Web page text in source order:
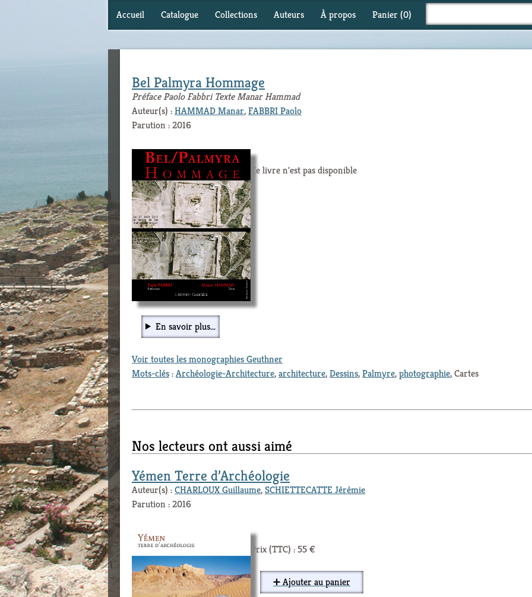
Accueil Catalogue Collections Auteurs À propos Panier (0)
Bel Palmyra Hommage
Préface Paolo Fabbri Texte Manar Hammad
Auteur(s) :HAMMAD Manar,FABBRI Paolo
Parution : 2016
Ce livre n'est pas disponible
En savoir plus...
Voir toutes les monographies Geuthner
Mots-clés:Archéologie-Architecture,architecture,Dessins,Palmyre,photographie, Cartes
Nos lecteurs ont aussi aimé
Yémen Terre d’Archéologie
Auteur(s) :CHARLOUX Guillaume,SCHIETTECATTE Jérémie
Parution : 2016
Prix (TTC) : 55 €
➕ Ajouter au panier